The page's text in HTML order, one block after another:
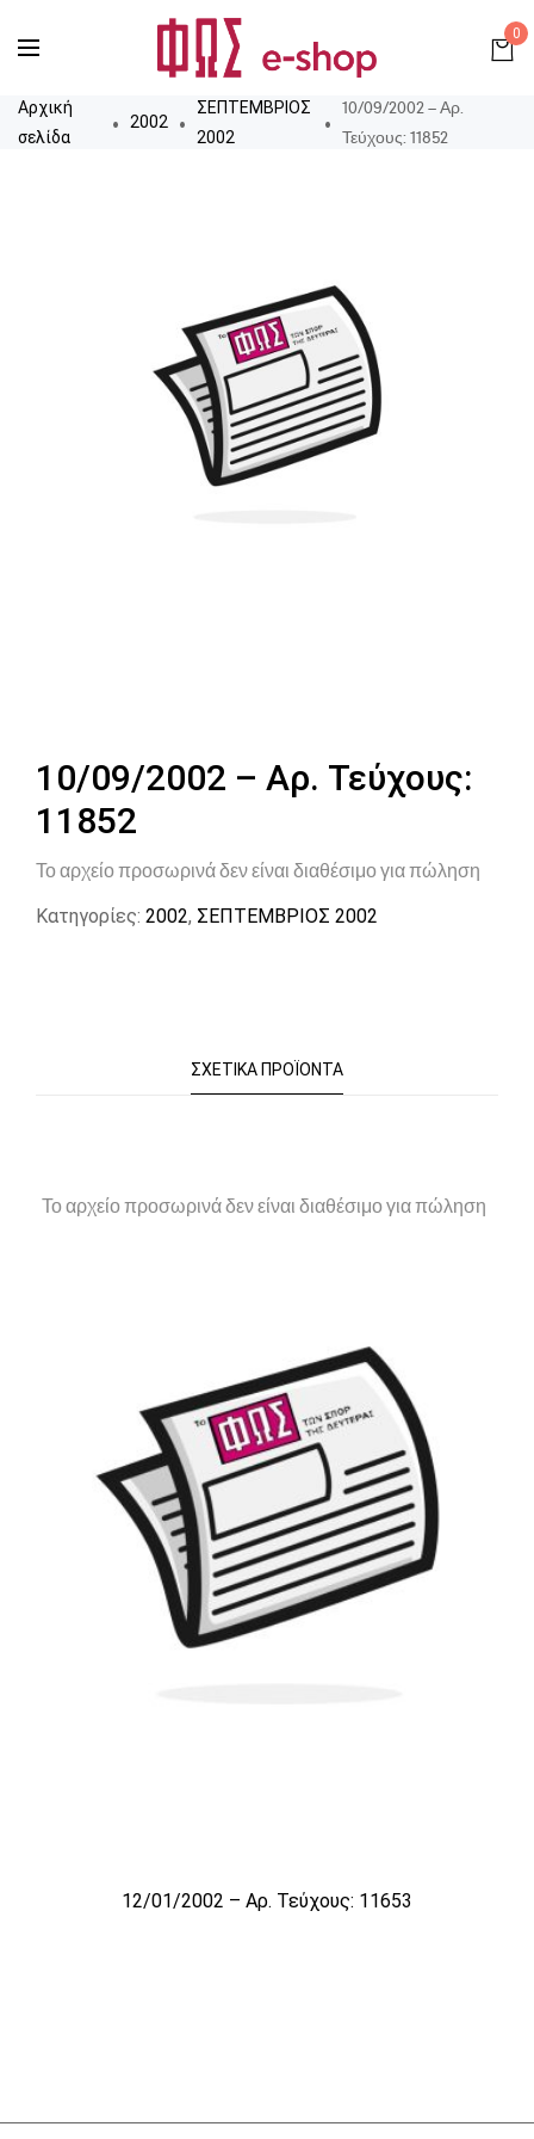
0
Αρχική
σελίδα
2002
ΣΕΠΤΕΜΒΡΙΟΣ
2002
10/09/2002 – Αρ.
Τεύχους: 11852
10/09/2002 – Αρ. Τεύχους:
11852
Το αρχείο προσωρινά δεν είναι διαθέσιμο για πώληση
Κατηγορίες: 2002, ΣΕΠΤΕΜΒΡΙΟΣ 2002
ΣΧΕΤΙΚΆ ΠΡΟΪΌΝΤΑ
Το αρχείο προσωρινά δεν είναι διαθέσιμο για πώληση
12/01/2002 – Αρ. Τεύχους: 11653